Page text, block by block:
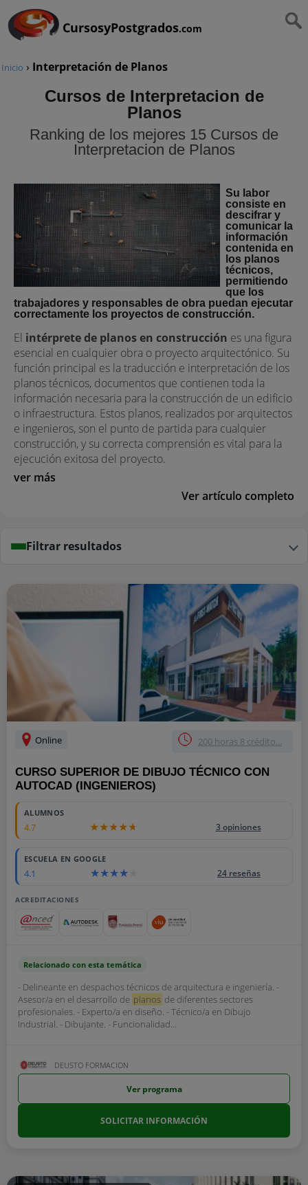
CursosyPostgrados.com
Inicio › Interpretación de Planos
Cursos de Interpretacion de
Planos
Ranking de los mejores 15 Cursos de
Interpretacion de Planos
Su labor
consiste en
descifrar y
comunicar la
información
contenida en
los planos
técnicos,
permitiendo
que los
trabajadores y responsables de obra puedan ejecutar
correctamente los proyectos de construcción.
El intérprete de planos en construcción es una figura
esencial en cualquier obra o proyecto arquitectónico. Su
función principal es la traducción e interpretación de los
planos técnicos, documentos que contienen toda la
información necesaria para la construcción de un edificio
o infraestructura. Estos planos, realizados por arquitectos
e ingenieros, son el punto de partida para cualquier
construcción, y su correcta comprensión es vital para la
ejecución exitosa del proyecto.
ver más
Ver artículo completo
Filtrar resultados
Online 200 horas 8 crédito...
CURSO SUPERIOR DE DIBUJO TÉCNICO CON
AUTOCAD (INGENIEROS)
ALUMNOS
4.7 3 opiniones
ESCUELA EN GOOGLE
4.1 24 reseñas
ACREDITACIONES
Relacionado con esta temática
- Delineante en despachos técnicos de arquitectura e ingeniería. -
Asesor/a en el desarrollo de planos de diferentes sectores
profesionales. - Experto/a en diseño. - Técnico/a en Dibujo
Industrial. - Dibujante. - Funcionalidad...
DEUSTO FORMACION
Ver programa
SOLICITAR INFORMACIÓN